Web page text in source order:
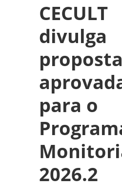
CECULT
divulga
para o
2026.2